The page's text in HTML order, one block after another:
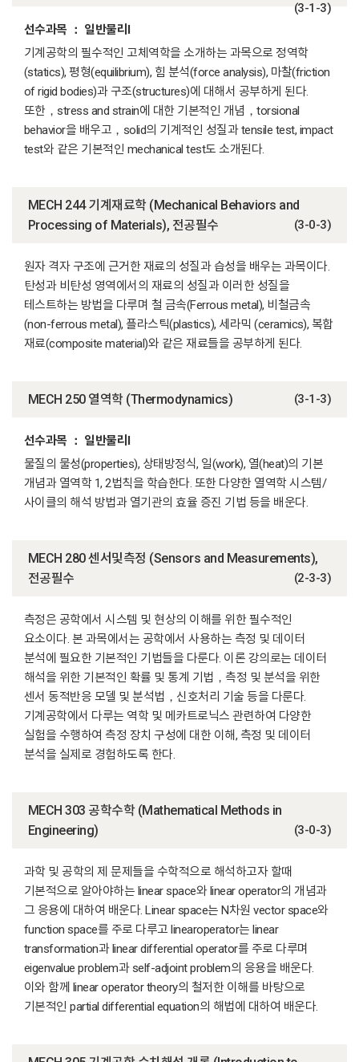
(3-1-3)
선수과목 ： 일반물리I
기계공학의 필수적인 고체역학을 소개하는 과목으로 정역학
(statics), 평형(equilibrium), 힘 분석(force analysis), 마찰(friction
of rigid bodies)과 구조(structures)에 대해서 공부하게 된다.
또한，stress and strain에 대한 기본적인 개념，torsional
behavior을 배우고，solid의 기계적인 성질과 tensile test, impact
test와 같은 기본적인 mechanical test도 소개된다.
MECH 244 기계재료학 (Mechanical Behaviors and
Processing of Materials), 전공필수
(3-0-3)
원자 격자 구조에 근거한 재료의 성질과 습성을 배우는 과목이다.
탄성과 비탄성 영역에서의 재료의 성질과 이러한 성질을
테스트하는 방법을 다루며 철 금속(Ferrous metal), 비철금속
(non-ferrous metal), 플라스틱(plastics), 세라믹 (ceramics), 복합
재료(composite material)와 같은 재료들을 공부하게 된다.
MECH 250 열역학 (Thermodynamics) (3-1-3)
선수과목 ： 일반물리I
물질의 물성(properties), 상태방정식, 일(work), 열(heat)의 기본
개념과 열역학 1, 2법칙을 학습한다. 또한 다양한 열역학 시스템/
사이클의 해석 방법과 열기관의 효율 증진 기법 등을 배운다.
MECH 280 센서및측정 (Sensors and Measurements),
전공필수
(2-3-3)
측정은 공학에서 시스템 및 현상의 이해를 위한 필수적인
요소이다. 본 과목에서는 공학에서 사용하는 측정 및 데이터
분석에 필요한 기본적인 기법들을 다룬다. 이론 강의로는 데이터
해석을 위한 기본적인 확률 및 통계 기법，측정 및 분석을 위한
센서 동적반응 모델 및 분석법，신호처리 기술 등을 다룬다.
기계공학에서 다루는 역학 및 메카트로닉스 관련하여 다양한
실험을 수행하여 측정 장치 구성에 대한 이해, 측정 및 데이터
분석을 실제로 경험하도록 한다.
MECH 303 공학수학 (Mathematical Methods in
Engineering)
(3-0-3)
과학 및 공학의 제 문제들을 수학적으로 해석하고자 할때
기본적으로 알아야하는 linear space와 linear operator의 개념과
그 응용에 대하여 배운다. Linear space는 N차원 vector space와
function space를 주로 다루고 linearoperator는 linear
transformation과 linear differential operator를 주로 다루며
eigenvalue problem과 self-adjoint problem의 응용을 배운다.
이와 함께 linear operator theory의 철저한 이해를 바탕으로
기본적인 partial differential equation의 해법에 대하여 배운다.